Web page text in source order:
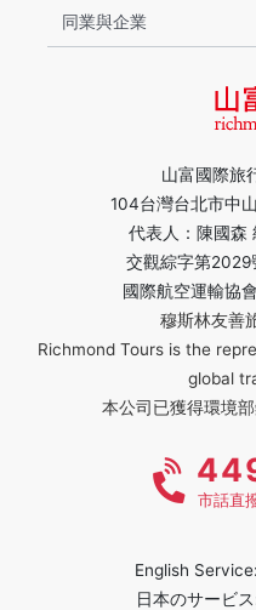
山富國際旅
104台灣台北市中
代表人：陳國森
交觀綜字第
國際航空運輸協
穆斯林友善
Richmond Tours is the
global
本公司已獲得環境
同業與企業
市話直
English
日本のサービ